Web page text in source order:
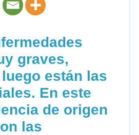
graves,
están las
En este
de origen
las